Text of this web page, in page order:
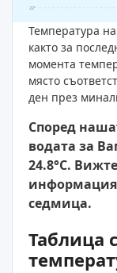
22°
Температура
както за
момента
място
ден през
Според
водата за
24.8°C.
информация
седмица.
Таблица